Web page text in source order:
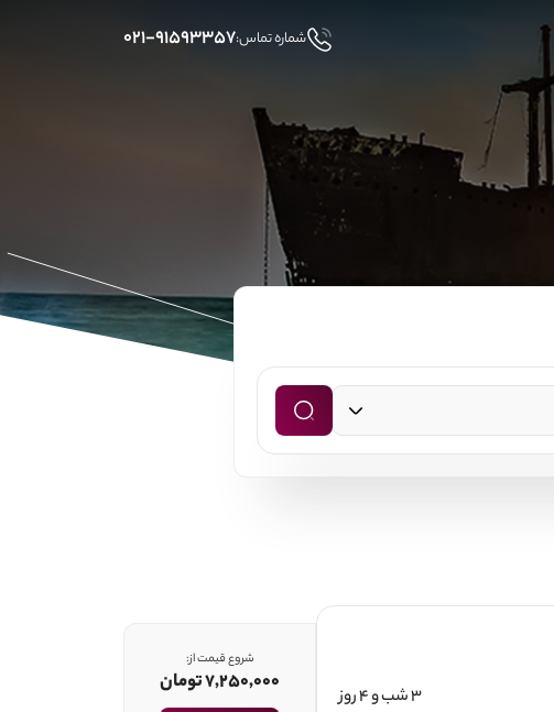
شماره تماس:۰۲۱-۹۱۵۹۳۳۵۷
3 شب و 4 روز
شروع قیمت از:
7,250,000 تومان